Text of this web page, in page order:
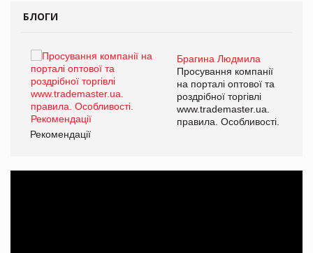
БЛОГИ
Брагина Людмила
Просування компанії
на порталі оптової та
роздрібної торгівлі
www.trademaster.ua.
правила. Особливості.
Рекомендації